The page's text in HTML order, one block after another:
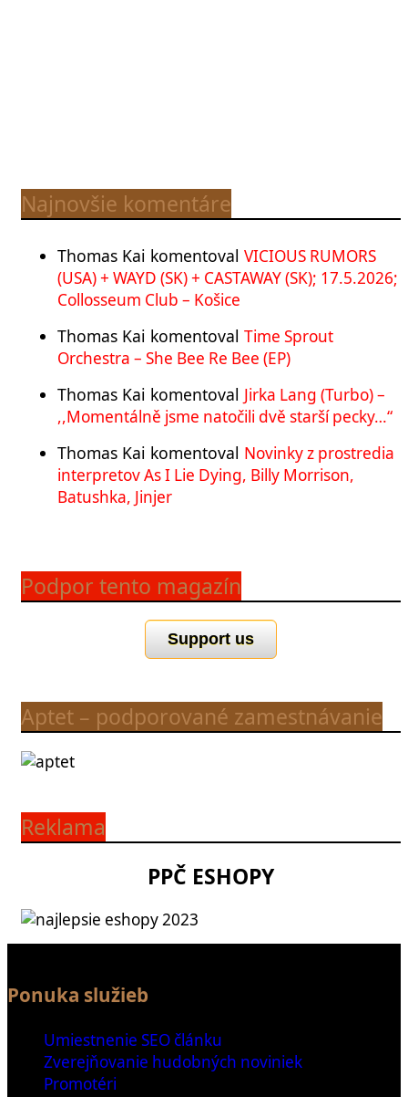
Najnovšie komentáre
Thomas Kai komentoval VICIOUS RUMORS
(USA) + WAYD (SK) + CASTAWAY (SK); 17.5.2026;
Collosseum Club – Košice
Thomas Kai komentoval Time Sprout
Orchestra – She Bee Re Bee (EP)
Thomas Kai komentoval Jirka Lang (Turbo) –
,,Momentálně jsme natočili dvě starší pecky…“
Thomas Kai komentoval Novinky z prostredia
interpretov As I Lie Dying, Billy Morrison,
Batushka, Jinjer
Podpor tento magazín
Support us
Aptet – podporované zamestnávanie
Reklama
PPČ ESHOPY
Ponuka služieb
Umiestnenie SEO článku
Zverejňovanie hudobných noviniek
Promotéri